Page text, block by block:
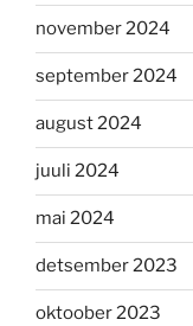
november 2024
september 2024
august 2024
juuli 2024
mai 2024
detsember 2023
oktoober 2023